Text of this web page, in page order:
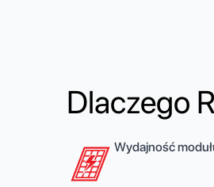
Dlaczego
Wydajność